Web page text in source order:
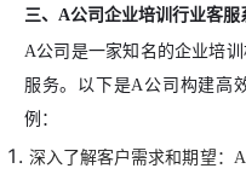
三、A公司企业培训行业客服
A公司是一家知名的企业培
服务。以下是A公司构建高
例：
深入了解客户需求和期望：